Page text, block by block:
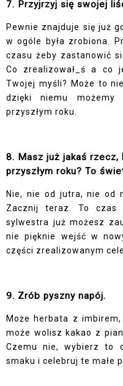
7. Przyjrzyj się swojej
Pewnie znajduje się już
w ogóle była zrobiona.
czasu żeby zastanowić
Co zrealizował_ś a co
Twojej myśli? Może to
dzięki niemu możemy
przyszłym roku.
8. Masz już jakaś
przyszłym roku? To
Nie, nie od jutra, nie od
Zacznij teraz. To czas
sylwestra już możesz
nie pięknie wejść w
części zrealizowanym
9. Zrób pyszny napój.
Może herbata z
może wolisz kakao z
Czemu nie, wybierz to
smaku i celebruj te małe